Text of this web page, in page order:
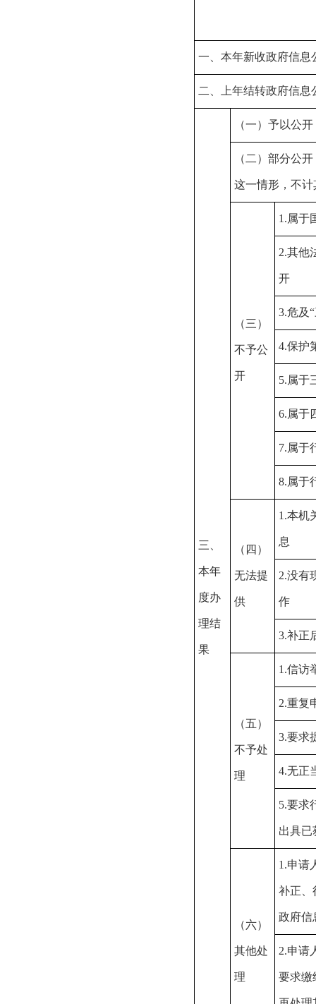
一、本年新收政府信息
二、上年结转政府信息
三、
本年
度办
理结
果
（一）予以公开
（二）部分公
这一情形，不
（三）
不予公
开
1.属于
2.其他
开
3.危及
4.保护
5.属于
6.属于
7.属于
8.属于
（四）
无法提
供
1.本机
息
2.没有
作
3.补正
（五）
不予处
理
1.信访
2.重复
3.要求
4.无正
5.要求
出具已
（六）
其他处
理
1.申请
补正、
政府信
2.申请
要求缴